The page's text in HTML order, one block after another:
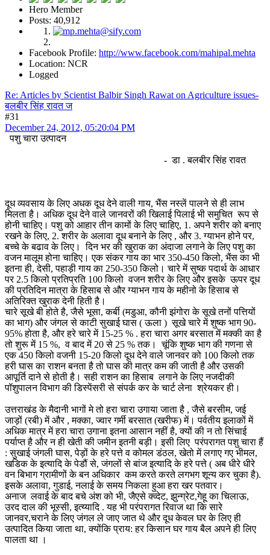
Hero Member
Posts: 40,912
Facebook Profile: http://www.facebook.com/mahipal.mehta
Location: NCR
Logged
Re: Articles by Scientist Balbir Singh Rawat on Agriculture issues-
बलबीर सिंह रावत ज
#31
December 24, 2012, 05:20:04 PM
पशु चारा उत्पादन
- डा . बलबीर सिंह रावत
दूध व्यवसाय के लिए अधक दूध देने वाली गाय, भैंस नस्लें पालने से ही लाभ
मिलता है। अधिक दूध देने वाले जानवरों की खिलाई पिलाई भी समुचित रूप से
होनी चाहिए। पशु को आहार तीन कामों के लिए चाहिए, 1. अपने शरीर को बनाए
रखने के लिए, 2. शरीर के अलावा दूध बनाने के लिए , और 3. ग्याभन होने पर,
बच्चे के बढाव के लिए। दिन भर की खुराक का अंदाजा लगाने के लिए पशु का
वजन मालूम होना चाहिए। एक संकर गाय का भार 350-450 किलो, भैंस का भी
इतना ही, देसी, पहाड़ी गाय का 250-350 किलो। चारे में सुष्क पदार्थ के आधार
पर 2.5 किलो प्रतिप्रति 100 किलो वजन शरीर के लिए और इसके ऊपर दूध
की प्रतिदिन मात्रा के हिसाब से और ग्याभन गाय के महीनो के हिसाब से
अतिरिक्त खुराक देनी हिती है।
चारे सूखे बी होते है, जैसे भूसा, कर्बी (मडुआ, कौनी झंगोरा के सूखे तनों पत्तियों
का भाग) और जंगल से काटी सुखाई घास ( ऊला ) सूखे चारे में शुष्क भाग 90-
95% होता है, और हरे चारे में 15-25 % . हरा चारा अगर बरसात में मक्की का है
तो शुरू में 15 %, व बाद में 20 से 25 % तक। चूंकि शुष्क भाग की गणना से
एक 450 किलो वजनी 15-20 किलो दूध देने वाले जानवर को 100 किलो तक
हरी घास का राशन बनता है तो घास की मात्र कम की जाती है और उसकी
आपूर्ति दाने से होती है। सही राशन का हिसाब लगाने के लिए नजदीकी
पॉशुपालन विभाग की डिस्पेंसरी से संपर्क कर के चार्ट लेना श्रेयकर ही।
उत्तराखंड के मैदानी भागों मे तो हरा चारा उगाया जाता है , जैसे बरसीम, जई
जाड़ों (रबी) में और , मक्का, ज्वार गर्मी बरसात (खरीफ) में। पर्वतीय इलाकों में
अधिक मात्र में हरा चारा उगाना इतना आसान नहीं है, क्यों की न तो सिंचाई
पर्याप्त है और न ही खेती की जमीन इतनी बड़ी। इसी लिए परंपरागत पशु चारा हैं
: सुखाई जंगली घास, पेड़ों के हरे पत्ते व कोमल डंठल, खेतो में लगाए गए भीमल,
खडिक के इत्यादि के पेडौं से, जंगलों से बांज इत्यादि के हरे पत्ते ( अब धीरे धीरे
वन बिभाग ग्रामीणों के बन अधिकार कम करते करते लगभग शून्य कर चुका है).
इसके अलावा, गुडाई, नलाई के समय निकला हुआ हरा खर पतवार।
अनाज लवाई के बाद बचे अंश को भी, जैएसे क्व्देट, झुन्ग्रेट,गेहू का चिलाऊ,
उरद दाल की भूस्सी, इत्य्यादि . यह भी परंपरागत रिवाज था कि सारे
जानवर,चराने के लिए जंगल ले जाए जात थे और दूध केवल घर के लिए ही
उत्पादित किया जाता था, क्योंकि प्राय: हर किसान घर गाय बैल अपने ही लिए
पालता था ।